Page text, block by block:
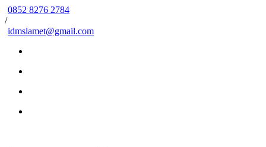
0852 8276 2784
/
idmslamet@gmail.com